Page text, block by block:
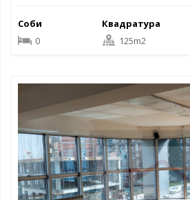
Соби
0
Квадратура
125m2